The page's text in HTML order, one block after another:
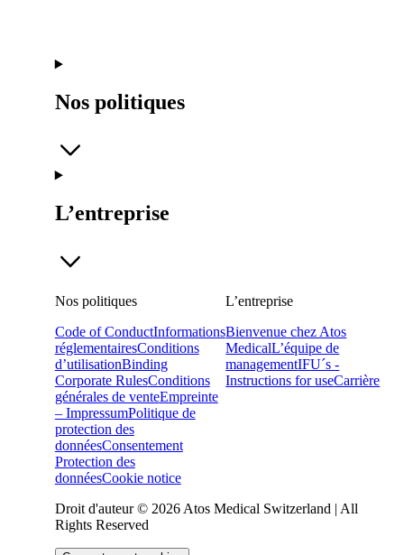
Nos politiques
L’entreprise
Nos politiques
Code of ConductInformations
réglementairesConditions
d’utilisationBinding
Corporate RulesConditions
générales de venteEmpreinte
– ImpressumPolitique de
protection des
donnéesConsentement
Protection des
donnéesCookie notice
L’entreprise
Bienvenue chez Atos
MedicalL’équipe de
managementIFU´s -
Instructions for useCarrière
Droit d'auteur © 2026 Atos Medical Switzerland | All
Rights Reserved